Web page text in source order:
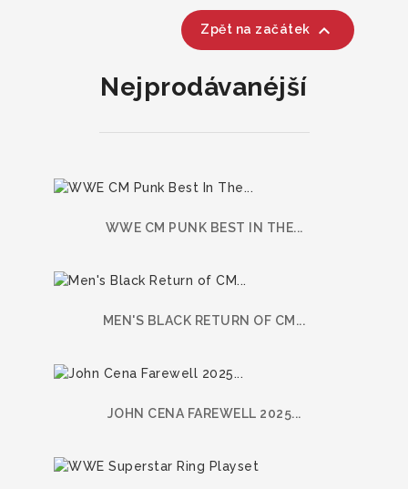
Zpět na začátek 
Nejprodávanéjší
WWE CM PUNK BEST IN THE...
MEN'S BLACK RETURN OF CM...
JOHN CENA FAREWELL 2025...